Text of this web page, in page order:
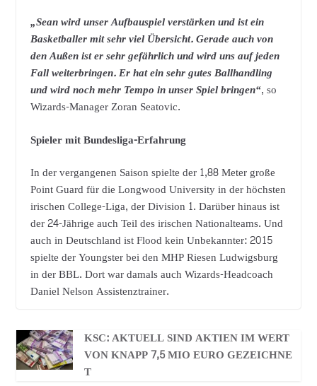
„Sean wird unser Aufbauspiel verstärken und ist ein
Basketballer mit sehr viel Übersicht. Gerade auch von
den Außen ist er sehr gefährlich und wird uns auf jeden
Fall weiterbringen. Er hat ein sehr gutes Ballhandling
und wird noch mehr Tempo in unser Spiel bringen“, so
Wizards-Manager Zoran Seatovic.
Spieler mit Bundesliga-Erfahrung
In der vergangenen Saison spielte der 1,88 Meter große
Point Guard für die Longwood University in der höchsten
irischen College-Liga, der Division 1. Darüber hinaus ist
der 24-Jährige auch Teil des irischen Nationalteams. Und
auch in Deutschland ist Flood kein Unbekannter: 2015
spielte der Youngster bei den MHP Riesen Ludwigsburg
in der BBL. Dort war damals auch Wizards-Headcoach
Daniel Nelson Assistenztrainer.
KSC: AKTUELL SIND AKTIEN IM WERT
VON KNAPP 7,5 MIO EURO GEZEICHNE
T